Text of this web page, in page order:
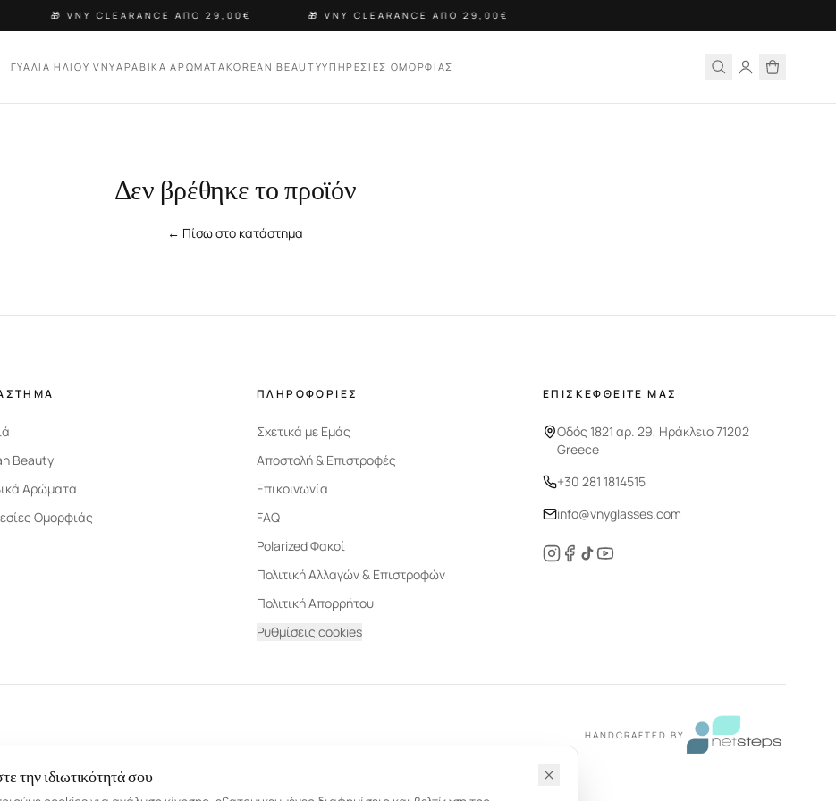
🎁 VNY CLEARANCE ΑΠΟ 29,00€ 🎁 VNY CLEARANCE ΑΠΟ 29,00€
ΓΥΑΛΙΑ ΗΛΙΟΥ VNYΑΡΑΒΙΚΑ ΑΡΩΜΑΤΑKOREAN BEAUTYΥΠΗΡΕΣΙΕΣ ΟΜΟΡΦΙΑΣ
Δεν βρέθηκε το προϊόν
← Πίσω στο κατάστημα
Beauty
Αρώματα
Ομορφιάς
ΠΛΗΡΟΦΟΡΙΕΣ
Σχετικά με Εμάς
Αποστολή & Επιστροφές
Επικοινωνία
FAQ
Polarized Φακοί
Πολιτική Αλλαγών & Επιστροφών
Πολιτική Απορρήτου
Ρυθμίσεις cookies
ΕΠΙΣΚΕΦΘΕΙΤΕ ΜΑΣ
Οδός 1821 αρ. 29, Ηράκλειο 71202
Greece
+30 281 1814515
info@vnyglasses.com
HANDCRAFTED BY
την ιδιωτικότητά σου